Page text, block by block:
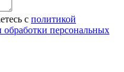
с политикой
обработки персональных